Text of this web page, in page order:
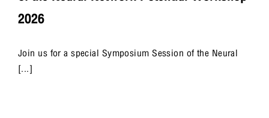
2026
Join us for a special Symposium Session of the Neural
[...]